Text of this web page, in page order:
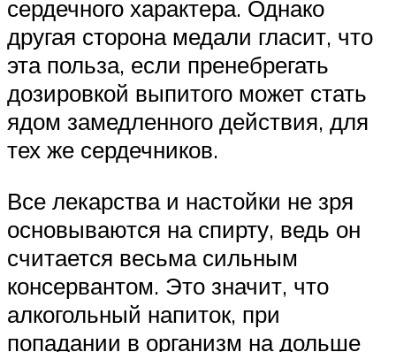
сердечного характера. Однако
другая сторона медали гласит, что
эта польза, если пренебрегать
дозировкой выпитого может стать
ядом замедленного действия, для
тех же сердечников.
Все лекарства и настойки не зря
основываются на спирту, ведь он
считается весьма сильным
консервантом. Это значит, что
алкогольный напиток, при
попадании в организм на дольше